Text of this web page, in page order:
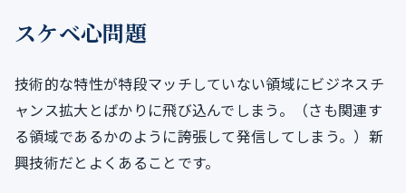
スケベ心問題
技術的な特性が特段マッチしていない領域にビジネスチ
ャンス拡大とばかりに飛び込んでしまう。（さも関連す
る領域であるかのように誇張して発信してしまう。）新
興技術だとよくあることです。